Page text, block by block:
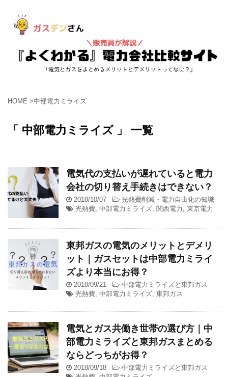
HOME >中部電力ミライズ
「 中部電力ミライズ 」 一覧
電気代の支払いが遅れていると電力
会社の切り替え手続きはできない？
2018/10/07 -光熱費削減・電力自由化の知識
光熱費, 中部電力ミライズ, 関西電力 , 東京電力
東邦ガスの電気のメリットとデメリ
ット｜ガスセットは中部電力ミライ
ズより本当にお得？
2018/09/21 -中部電力ミライズと東邦ガス
光熱費, 中部電力ミライズ, 東邦ガス
電気とガス共働き世帯の選び方｜中
部電力ミライズと東邦ガスまとめる
ならどっちがお得？
2018/09/18 -中部電力ミライズと東邦ガス